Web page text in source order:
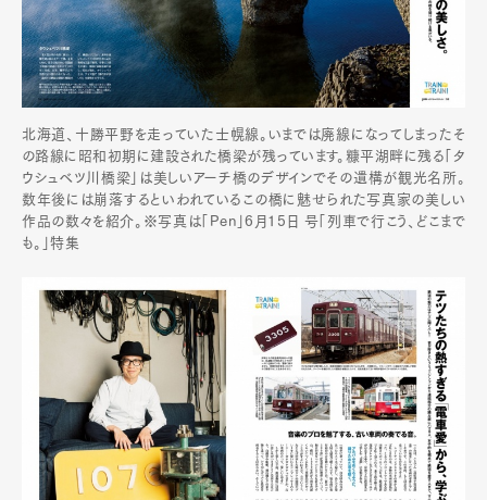
北海道、十勝平野を走っていた士幌線。いまでは廃線になってしまったそ
の路線に昭和初期に建設された橋梁が残っています。糠平湖畔に残る「タ
ウシュベツ川橋梁」は美しいアーチ橋のデザインでその遺構が観光名所。
数年後には崩落するといわれているこの橋に魅せられた写真家の美しい
作品の数々を紹介。※写真は「Pen」6月15日 号「列車で行こう、どこまで
も。」特集